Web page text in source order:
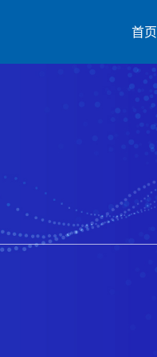
首页